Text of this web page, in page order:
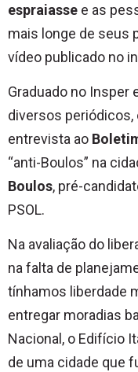
espraiasse e as
mais longe de seus
vídeo publicado no
Graduado no Insper
diversos periódicos,
entrevista ao
“anti-Boulos” na
Boulos, pré-
PSOL.
Na avaliação do
na falta de
tínhamos liberdade
entregar moradias
Nacional, o Edifício
de uma cidade que